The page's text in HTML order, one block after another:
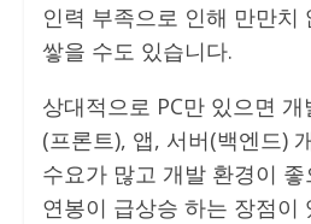
인력 부족으로 인해 만만치
쌓을 수도 있습니다.
상대적으로 PC만 있으면
(프론트), 앱, 서버(백엔드)
수요가 많고 개발 환경이
연봉이 급상승 하는 장점이